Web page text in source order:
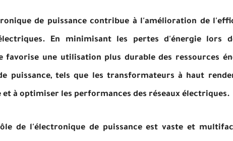
de puissance contribue à l'amélioration de
En minimisant les pertes d'énergie lors
favorise une utilisation plus durable des ressources
puissance, tels que les transformateurs à haut
et à optimiser les performances des réseaux électriques.
de l'électronique de puissance est vaste et